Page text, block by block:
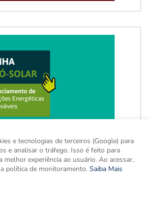
e tecnologias de terceiros (Google) para
e analisar o tráfego. Isso é feito para
melhor experiência ao usuário. Ao acessar,
política de monitoramento. Saiba Mais